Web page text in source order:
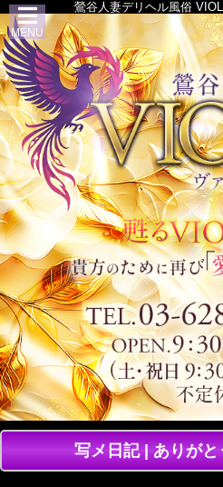
鶯谷人妻デリヘル風俗
写メ日記 | ありが
MENU